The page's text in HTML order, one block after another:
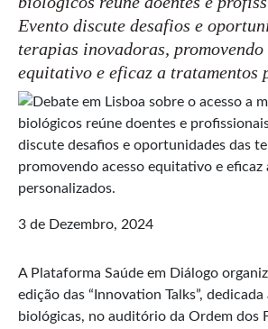
Evento discute desafios e
terapias inovadoras, promovendo
equitativo e eficaz a tratamentos
3 de Dezembro, 2024
A Plataforma Saúde em Diálogo
edição das “Innovation Talks”,
biológicas, no auditório da Ordem dos